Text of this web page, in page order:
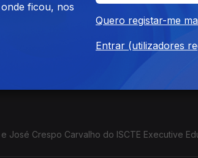
BORA.
José Crespo Carvalho do ISCTE Executive
ficou, nos
Quero registar-me
Entrar (utilizadores